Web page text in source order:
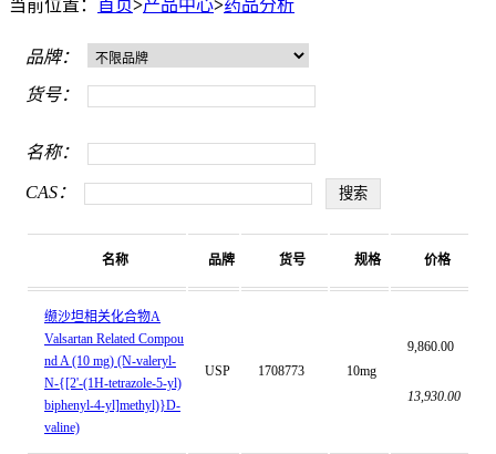
当前位置： 首页>产品中心>药品分析
品牌：
货号：
名称：
CAS：
名称 品牌 货号 规格 价格
缬沙坦相关化合物A
Valsartan Related Compou
nd A (10 mg) (N-valeryl-
N-{[2'-(1H-tetrazole-5-yl)
biphenyl-4-yl]methyl)}D-
valine)
USP 1708773 10mg
9,860.00
13,930.00